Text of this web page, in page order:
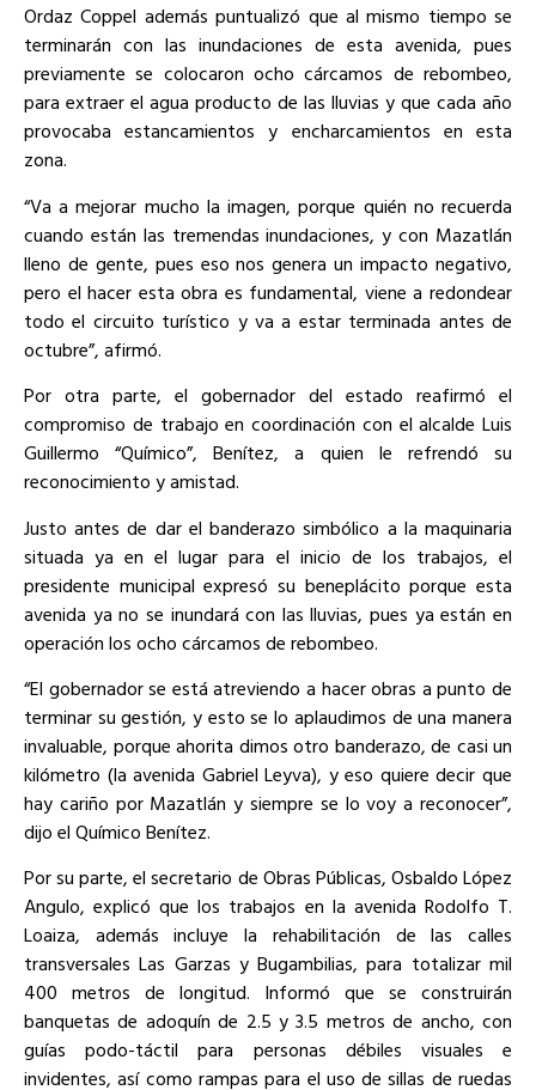
Ordaz Coppel además puntualizó que al mismo tiempo se
terminarán con las inundaciones de esta avenida, pues
previamente se colocaron ocho cárcamos de rebombeo,
para extraer el agua producto de las lluvias y que cada año
provocaba estancamientos y encharcamientos en esta
zona.
“Va a mejorar mucho la imagen, porque quién no recuerda
cuando están las tremendas inundaciones, y con Mazatlán
lleno de gente, pues eso nos genera un impacto negativo,
pero el hacer esta obra es fundamental, viene a redondear
todo el circuito turístico y va a estar terminada antes de
octubre”, afirmó.
Por otra parte, el gobernador del estado reafirmó el
compromiso de trabajo en coordinación con el alcalde Luis
Guillermo “Químico”, Benítez, a quien le refrendó su
reconocimiento y amistad.
Justo antes de dar el banderazo simbólico a la maquinaria
situada ya en el lugar para el inicio de los trabajos, el
presidente municipal expresó su beneplácito porque esta
avenida ya no se inundará con las lluvias, pues ya están en
operación los ocho cárcamos de rebombeo.
“El gobernador se está atreviendo a hacer obras a punto de
terminar su gestión, y esto se lo aplaudimos de una manera
invaluable, porque ahorita dimos otro banderazo, de casi un
kilómetro (la avenida Gabriel Leyva), y eso quiere decir que
hay cariño por Mazatlán y siempre se lo voy a reconocer”,
dijo el Químico Benítez.
Por su parte, el secretario de Obras Públicas, Osbaldo López
Angulo, explicó que los trabajos en la avenida Rodolfo T.
Loaiza, además incluye la rehabilitación de las calles
transversales Las Garzas y Bugambilias, para totalizar mil
400 metros de longitud. Informó que se construirán
banquetas de adoquín de 2.5 y 3.5 metros de ancho, con
guías podo-táctil para personas débiles visuales e
invidentes, así como rampas para el uso de sillas de ruedas